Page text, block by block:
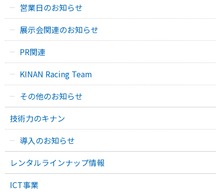
営業日のお知らせ
展示会関連のお知らせ
PR関連
KINAN Racing Team
その他のお知らせ
技術力のキナン
導入のお知らせ
レンタルラインナップ情報
ICT事業